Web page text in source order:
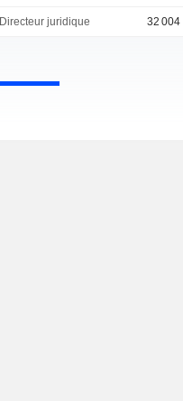
Directeur juridique 32 004